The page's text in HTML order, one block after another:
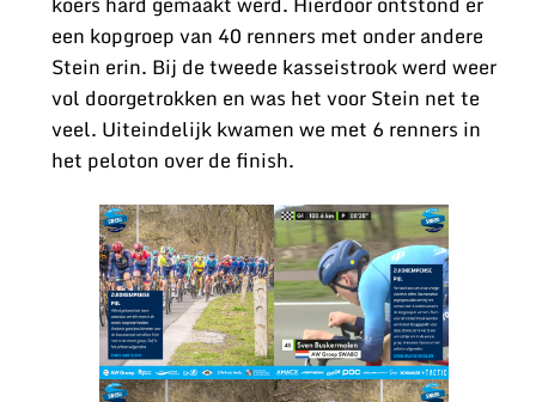
een kopgroep van 40 renners met onder andere
Stein erin. Bij de tweede kasseistrook werd weer
vol doorgetrokken en was het voor Stein net te
veel. Uiteindelijk kwamen we met 6 renners in
het peloton over de finish.